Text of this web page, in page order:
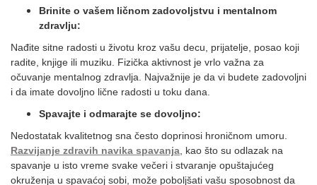
Brinite o vašem ličnom zadovoljstvu i mentalnom
zdravlju:
Nađite sitne radosti u životu kroz vašu decu, prijatelje, posao koji
radite, knjige ili muziku. Fizička aktivnost je vrlo važna za
očuvanje mentalnog zdravlja. Najvažnije je da vi budete zadovoljni
i da imate dovoljno lične radosti u toku dana.
Spavajte i odmarajte se dovoljno:
Nedostatak kvalitetnog sna često doprinosi hroničnom umoru.
Razvijanje zdravih navika spavanja , kao što su odlazak na
spavanje u isto vreme svake večeri i stvaranje opuštajućeg
okruženja u spavaćoj sobi, može poboljšati vašu sposobnost da